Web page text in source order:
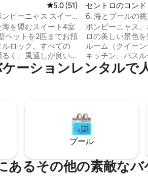
平均評価 レビュー51件、5つ星中5.0つ
5.0 (51)
ビーニャス スイー
ビュー
を望むスイート4室
ペットを2匹までお預
ロック。すべての
く、風通しが良い
所、ボンビーニャ
イーニャ/プライー
ルをご用意していま
完全な評価がありま
くこと間違いな
セントロのコン
6. 海とプールの
ド・ガンソ
ボンビーニャス
ロの美しい景色を望む
ルーム（クイー
キッチン、バス
ム、バルコニー
た装飾、エアコン、
ニャ、セプルトゥ
ス・パデレス、静
ンビーニャスの中
上へは階段でア
ーションレンタルで
プール
あるその他の素敵な